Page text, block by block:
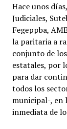
Hace unos
Judiciales,
Fegeppba,
la paritaria a
conjunto de
estatales, por
para dar
todos los
municipal-, en
inmediata de